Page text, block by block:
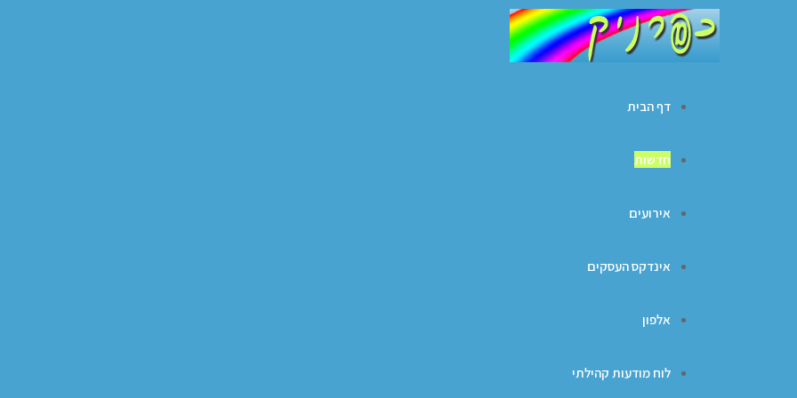
דף הבית
חדשות
אירועים
אינדקס העסקים
אלפון
לוח מודעות קהילתי